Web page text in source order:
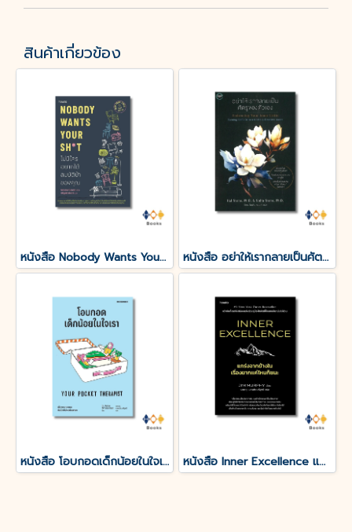
สินค้าเกี่ยวข้อง
หนังสือ Nobody Wants Your Sht ไม่มีใครอยากได้สมบัติบ้าของคุณ หนังสือ อย่าให้เรากลายเป็นศัตรูของตัวเอง
หนังสือ โอบกอดเด็กน้อยในใจเรา (YOUR POCKET THERAPIST) หนังสือ Inner Excellence แกร่งจากข้างใน เรื่องยากแค่ไหนก็ชนะ